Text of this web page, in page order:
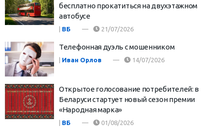
бесплатно прокатиться на двухэтажном
автобусе
| ВБ 21/07/2026
Телефонная дуэль с мошенником
| Иван Орлов 14/07/2026
Открытое голосование потребителей: в
Беларуси стартует новый сезон премии
«Народная марка»
ВБ 01/08/2026